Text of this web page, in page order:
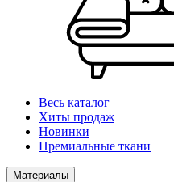
Весь каталог
Хиты продаж
Новинки
Премиальные ткани
Материалы